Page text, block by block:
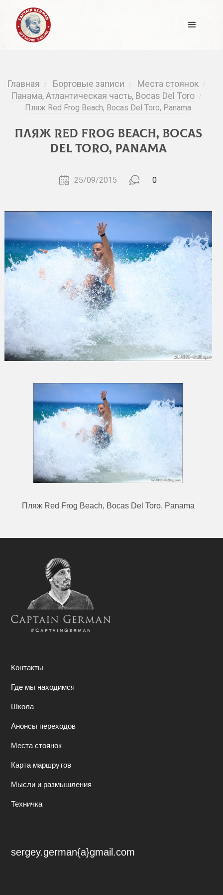
Главная / Бортовые записи / Места стоянок /
Панама, Атлантическая часть, Bocas Del Toro /
Пляж Red Frog Beach, Bocas Del Toro, Panama
Пляж Red Frog Beach, Bocas
Del Toro, Panama
25/09/2015 0
Пляж Red Frog Beach, Bocas Del Toro, Panama
Контакты
Где мы находимся
Школа
Анонсы переходов
Места стоянок
Карта маршрутов
Мысли и размышления
Техничка
sergey.german{a}gmail.com